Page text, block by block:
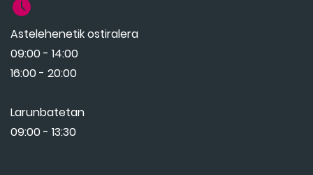
Astelehenetik ostiralera
09:00 - 14:00
16:00 - 20:00
Larunbatetan
09:00 - 13:30